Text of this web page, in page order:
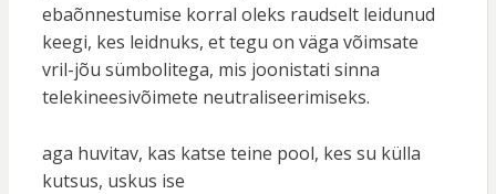
ebaõnnestumise korral oleks raudselt leidunud
keegi, kes leidnuks, et tegu on väga võimsate
vril-jõu sümbolitega, mis joonistati sinna
telekineesivõimete neutraliseerimiseks.
aga huvitav, kas katse teine pool, kes su külla
kutsus, uskus ise